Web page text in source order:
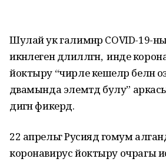
Шулай ук галимнәр COVID-19-
икәнлеген дәлилләгән, ә инде
йоктыру “чирле кешеләр белән
дәвамында элемтәдә булу”
дигән фикердә.
22 апрельгә Русиядә гомум
коронавирус йоктыру очрагы